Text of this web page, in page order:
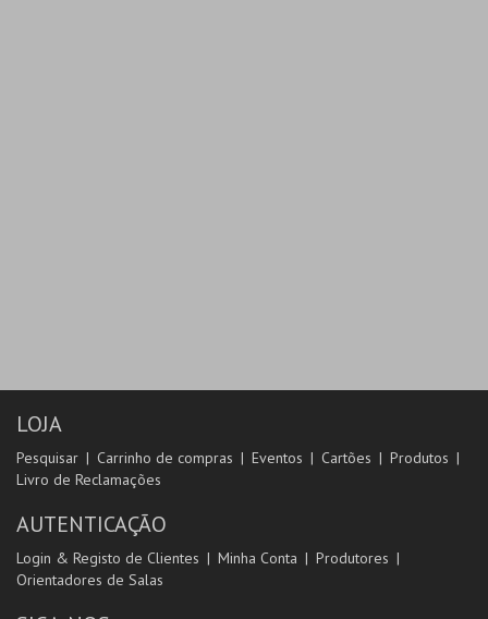
LOJA
Pesquisar Carrinho de compras Eventos Cartões
Produtos
Livro de Reclamações
AUTENTICAÇÃO
Login & Registo de Clientes Minha Conta
Produtores
Orientadores de Salas